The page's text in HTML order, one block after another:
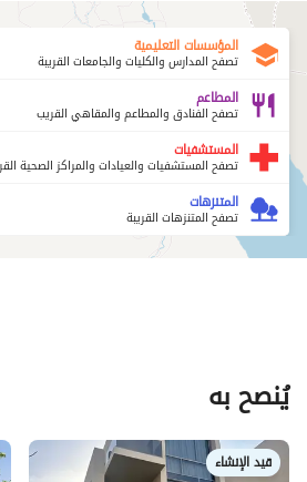
المؤسسات التعليمية
تصفح المدارس والكليات والجامعات القريبة
المطاعم
تصفح الفنادق والمطاعم والمقاهي القريب
المستشفيات
تصفح المستشفيات والعيادات والمراكز الصحية
المتنزهات
تصفح المتنزهات القريبة
يُنصح به
قيد الإنشاء